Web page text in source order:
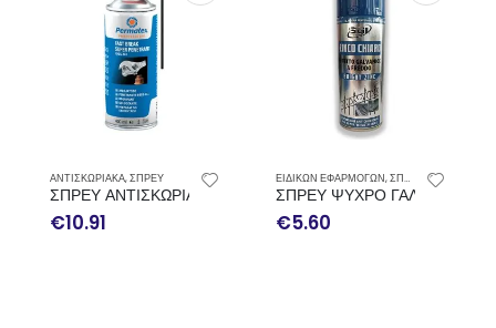
BREAK PERMATEX 400ML
ΕΙΔΙΚΩΝ ΕΦΑΡΜΟΓΩΝ
ΣΠΡΕΥ ΨΥΧΡΟ
€5.60
ΚΑΘΑΡΙΣΤΙΚΑ ΣΠΡΕΥ,ΣΠΡΕΥ
ΣΠΡΕΥ ΚΑΘΑΡΙΣΤΙΚΟ
€9.42